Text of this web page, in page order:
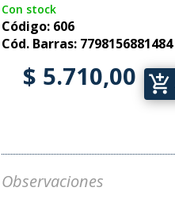
Con stock
Código: 606
Cód. Barras: 7798156881484
$ 5.710,00 add_shopping_cart
Observaciones